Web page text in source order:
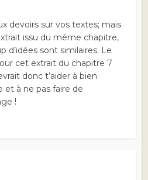
devoirs sur vos textes; mais
issu du même chapitre,
d’idées sont similaires. Le
cet extrait du chapitre 7
donc t’aider à bien
à ne pas faire de
!